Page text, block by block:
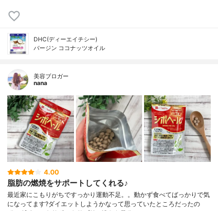
DHC(ディーエイチシー)
バージン ココナッツオイル
美容ブロガー
nana
4.00
脂肪の燃焼をサポートしてくれる♪
最近家にこもりがちですっかり運動不足。。動かず食べてばっかりで気
になってます?ダイエットしようかなって思っていたところだったの